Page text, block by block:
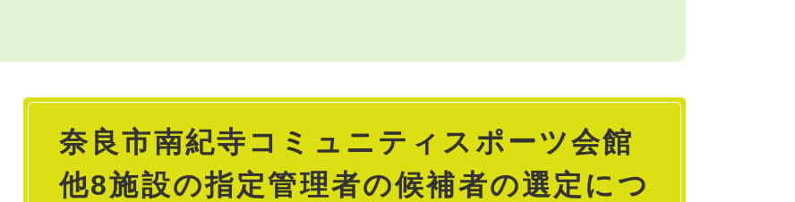
本
奈良市南紀寺コミュニティスポーツ会館
他8施設の指定管理者の候補者の選定につ